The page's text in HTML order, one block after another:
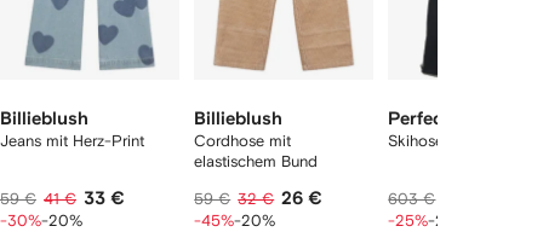
Billieblush
Jeans mit Herz-Print
59 € 41 € 33 €
-30%-20%
Billieblush
Cordhose mit
elastischem Bund
59 € 32 € 26 €
-45%-20%
Perfect Moment
Skihose mit hohem
603 €
-25%-20%